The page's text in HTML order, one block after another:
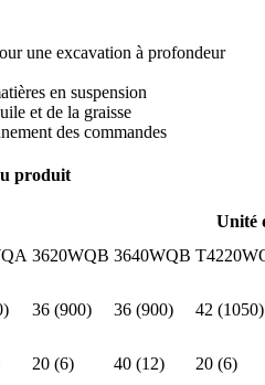
une excavation à profondeur
en suspension
et de la graisse
des commandes
produit
Unité
3620WQB 3640WQB
36 (900) 36 (900) 42 (1050)
20 (6) 40 (12)
20 (6)